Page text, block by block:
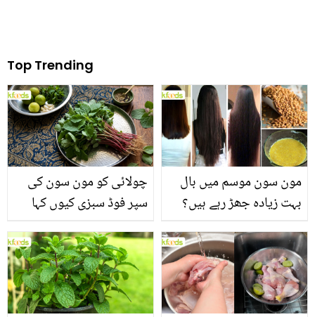
Top Trending
چولائی کو مون سون کی
سپر فوڈ سبزی کیوں کہا
منرلز اور اینٹی آکسیڈنٹس
سے بھرپور اس سبزی کے
فائدے
مون سون موسم میں بال
بہت زیادہ جھڑ رہے ہیں؟
بنانے کے چند قدرتی طریقے